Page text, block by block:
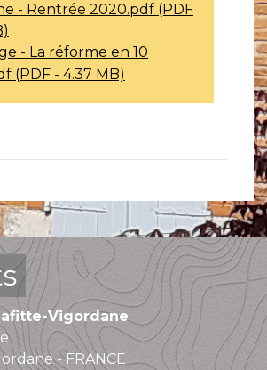
- Rentrée 2020.pdf (PDF
- La réforme en 10
(PDF - 4.37 MB)
Vigordane
- FRANCE